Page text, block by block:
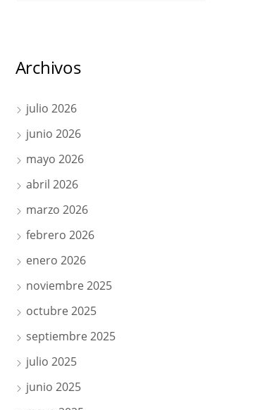
Archivos
julio 2026
junio 2026
mayo 2026
abril 2026
marzo 2026
febrero 2026
enero 2026
noviembre 2025
octubre 2025
septiembre 2025
julio 2025
junio 2025